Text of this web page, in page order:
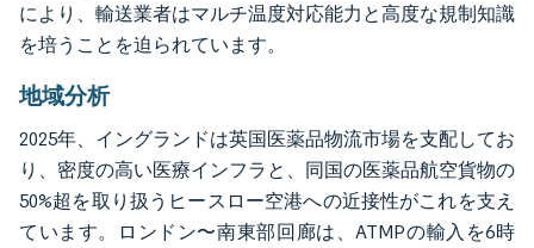
により、輸送業者はマルチ温度対応能力と高度な規制知識
を培うことを迫られています。
地域分析
2025年、イングランドは英国医薬品物流市場を支配してお
り、密度の高い医療インフラと、同国の医薬品航空貨物の
50%超を取り扱うヒースロー空港への近接性がこれを支え
ています。ロンドン〜南東部回廊は、ATMPの輸入を6時